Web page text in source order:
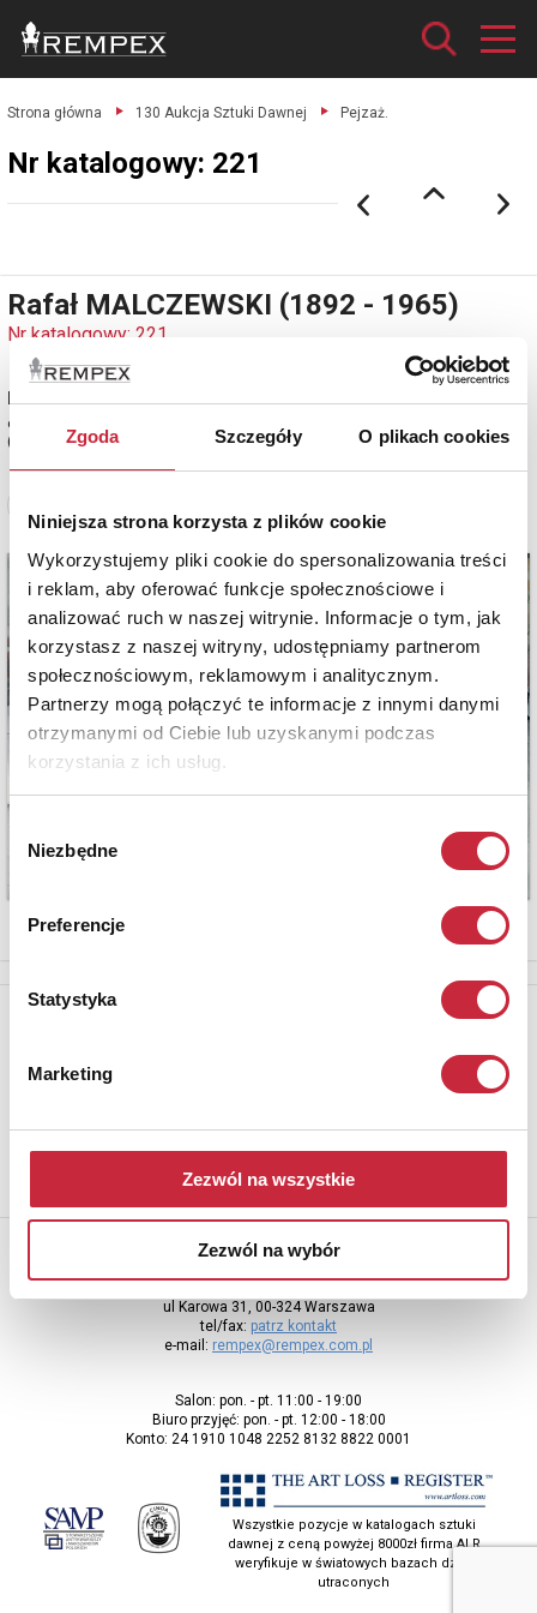
Zgoda Szczegóły O plikach cookies
Niniejsza strona korzysta z plików cookie
Wykorzystujemy pliki cookie do spersonalizowania treści
i reklam, aby oferować funkcje społecznościowe i
analizować ruch w naszej witrynie. Informacje o tym, jak
korzystasz z naszej witryny, udostępniamy partnerom
społecznościowym, reklamowym i analitycznym.
Partnerzy mogą połączyć te informacje z innymi danymi
otrzymanymi od Ciebie lub uzyskanymi podczas
korzystania z ich usług.
zgody
Niezbędne
Preferencje
Statystyka
Marketing
Zezwól na wszystkie
Zezwól na wybór
Strona główna 130 Aukcja Sztuki Dawnej Pejzaż.
Nr katalogowy: 221
Rafał MALCZEWSKI (1892 - 1965)
Nr katalogowy: 221
ołówek, akwarela, papier, 36 x 54 cm; sygn. p. d.: Rafał Malczewski
(ołówkiem)
Aby otrzymywać informacje o nowych aukcjach, prosimy podać
Rempex Sp. z o.o
ul Karowa 31, 00-324 Warszawa
tel/fax: patrz kontakt
e-mail: rempex@rempex.com.pl
Salon: pon. - pt. 11:00 - 19:00
Biuro przyjęć: pon. - pt. 12:00 - 18:00
Konto: 24 1910 1048 2252 8132 8822 0001
Wszystkie pozycje w katalogach sztuki
dawnej z ceną powyżej 8000zł firma ALR
weryfikuje w światowych bazach dzieł
utraconych